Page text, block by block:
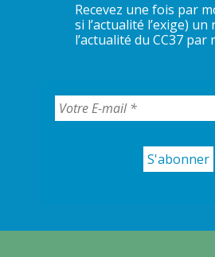
Recevez une fois par
si l’actualité l’exige) un
l’actualité du CC37 par